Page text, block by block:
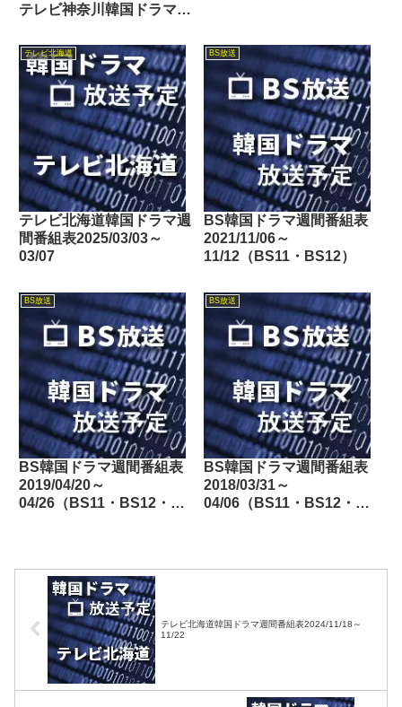
テレビ神奈川韓国ドラマ週
08/27
テレビ北海道
テレビ北海道韓国ドラマ週
間番組表2025/03/03～
03/07
BS放送
BS韓国ドラマ週間番組表
2021/11/06～
11/12（BS11・BS12）
BS放送
BS韓国ドラマ週間番組表
2019/04/20～
04/26（BS11・BS12・
BS放送
BS韓国ドラマ週間番組表
2018/03/31～
04/06（BS11・BS12・
テレビ北海道韓国ドラマ週間番組表2024/11/18～
11/22